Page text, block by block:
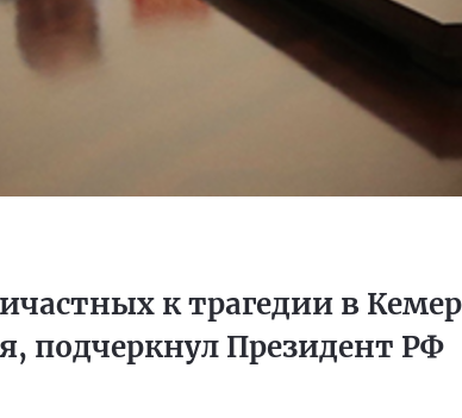
к трагедии в
подчеркнул Президент РФ